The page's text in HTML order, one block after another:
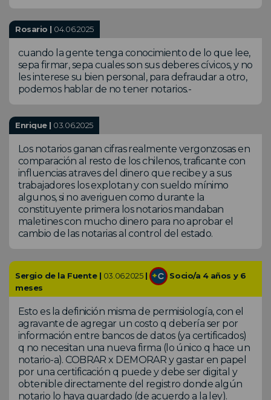
Rosario | 04.06.2025
cuando la gente tenga conocimiento de lo que lee,
sepa firmar, sepa cuales son sus deberes cívicos, y no
les interese su bien personal, para defraudar a otro,
podemos hablar de no tener notarios.-
Enrique | 03.06.2025
Los notarios ganan cifras realmente vergonzosas en
comparación al resto de los chilenos, traficante con
influencias atraves del dinero que recibe y a sus
trabajadores los explotan y con sueldo mínimo
algunos, si no averiguen como durante la
constituyente primera los notarios mandaban
maletines con mucho dinero para no aprobar el
cambio de las notarias al control del estado.
Sergio de la Fuente | 03.06.2025|
Socio/a 4 años y 6
meses
Esto es la definición misma de permisiología, con el
agravante de agregar un costo q debería ser por
información entre bancos de datos (ya certificados)
q no necesitan una nueva firma (lo único q hace un
notario-a). COBRAR x DEMORAR y gastar en papel
por una certificación q puede y debe ser digital y
obtenible directamente del registro donde algún
notario lo haya guardado (de acuerdo a la ley).